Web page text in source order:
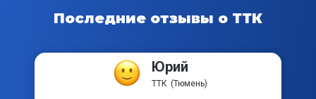
Новогодний пер
Охотский пер
Последние отзывы о ТТК
Юрий
ТТК (Тюмень)